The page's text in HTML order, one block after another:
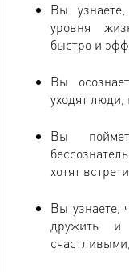
Вы
уровня
быстро и
Вы
уходят
Вы
хотят
Вы узнаете,
дружить и